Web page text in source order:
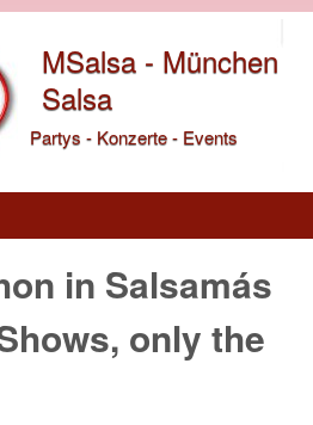
MSalsa - München
Salsa
Partys - Konzerte - Events
in Salsamás
only the